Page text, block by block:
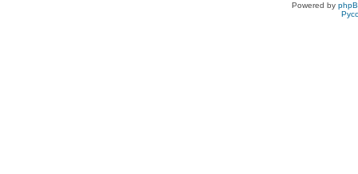
Powered by